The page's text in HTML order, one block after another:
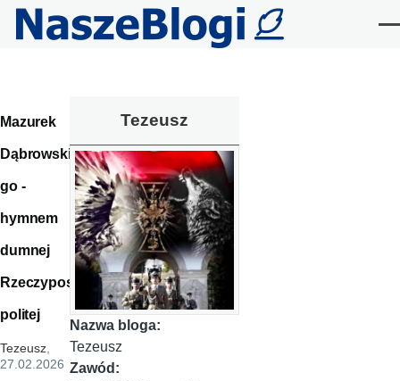
Przejdź do treści
Mazurek
Dąbrowskie
go -
hymnem
dumnej
Rzeczypos
politej
Tezeusz,
27.02.2026
Tezeusz
Nazwa bloga:
Tezeusz
Zawód: